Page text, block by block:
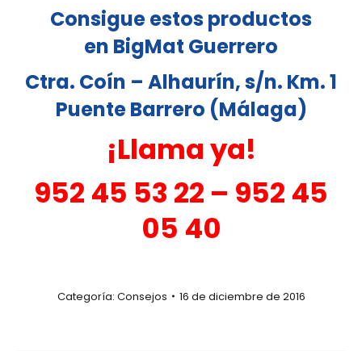
Consigue estos productos
en BigMat Guerrero
Ctra. Coín – Alhaurín, s/n. Km. 1
Puente Barrero (Málaga)
¡Llama ya!
952 45 53 22 – 952 45
05 40
Categoría: Consejos 16 de diciembre de 2016